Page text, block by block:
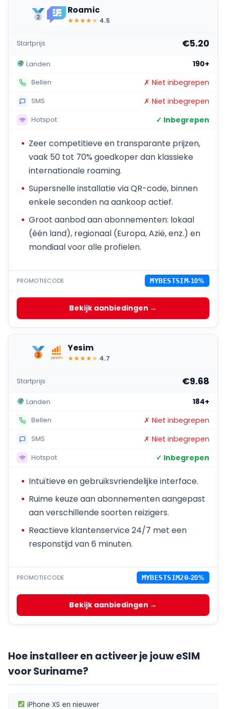
Roamic
★★★★★ 4.5
Startprijs €5.20
Landen 190+
Bellen ✗ Niet inbegrepen
SMS ✗ Niet inbegrepen
Hotspot ✓ Inbegrepen
Zeer competitieve en transparante prijzen,
vaak 50 tot 70% goedkoper dan klassieke
internationale roaming.
Supersnelle installatie via QR-code, binnen
enkele seconden na aankoop actief.
Groot aanbod aan abonnementen: lokaal
(één land), regionaal (Europa, Azië, enz.) en
mondiaal voor alle profielen.
PROMOTIECODE MYBESTSIM-10%
Bekijk aanbiedingen →
Yesim
★★★★★ 4.7
Startprijs €9.68
Landen 184+
Bellen ✗ Niet inbegrepen
SMS ✗ Niet inbegrepen
Hotspot ✓ Inbegrepen
Intuïtieve en gebruiksvriendelijke interface.
Ruime keuze aan abonnementen aangepast
aan verschillende soorten reizigers.
Reactieve klantenservice 24/7 met een
responstijd van 6 minuten.
PROMOTIECODE MYBESTSIM20-20%
Bekijk aanbiedingen →
Hoe installeer en activeer je jouw eSIM
voor Suriname?
iPhone XS en nieuwer